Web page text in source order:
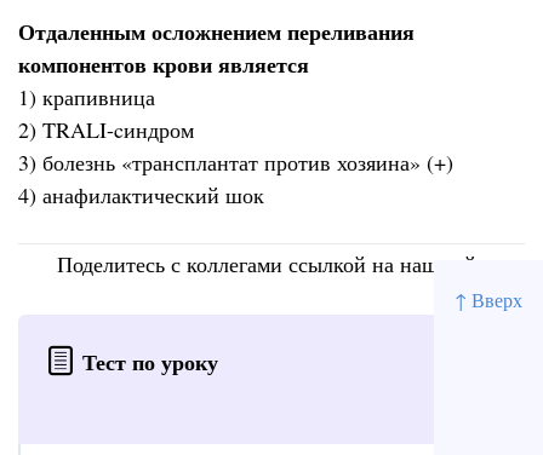
↑ Вверх
Отдаленным осложнением переливания
компонентов крови является
1) крапивница
2) TRALI-cиндром
3) болезнь «трансплантат против хозяина» (+)
4) анафилактический шок
Поделитесь с коллегами ссылкой на наш сайт
Тест по уроку